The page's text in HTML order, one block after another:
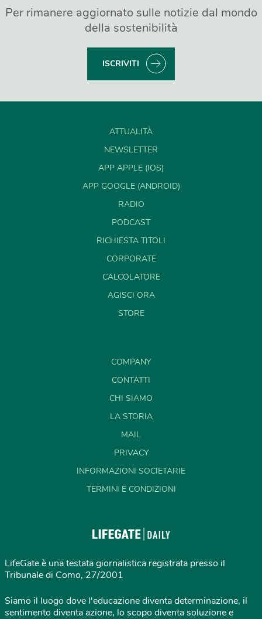
Per rimanere aggiornato sulle notizie dal mondo
della sostenibilità
ISCRIVITI
ATTUALITÀ
NEWSLETTER
APP APPLE (IOS)
APP GOOGLE (ANDROID)
RADIO
PODCAST
RICHIESTA TITOLI
CORPORATE
CALCOLATORE
AGISCI ORA
STORE
COMPANY
CONTATTI
CHI SIAMO
LA STORIA
MAIL
PRIVACY
INFORMAZIONI SOCIETARIE
TERMINI E CONDIZIONI
LifeGate è una testata giornalistica registrata presso il
Tribunale di Como, 27/2001
Siamo il luogo dove l'educazione diventa determinazione, il
sentimento diventa azione, lo scopo diventa soluzione e